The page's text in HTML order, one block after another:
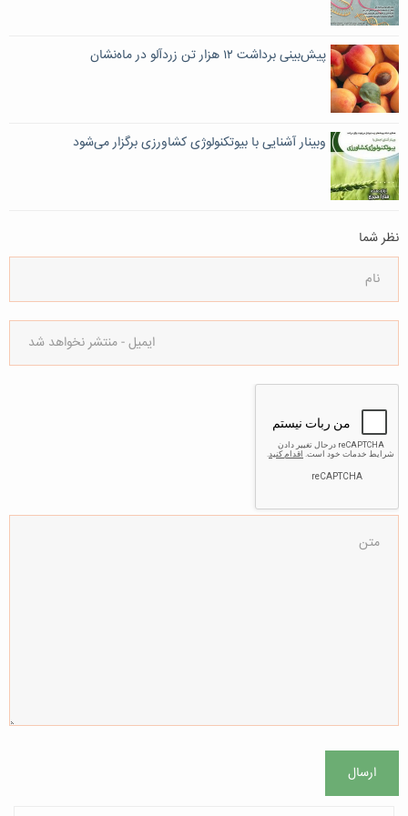
پیش‌بینی برداشت ۱۲ هزار تن زردآلو در ماه‌نشان
وبینار آشنایی با بیوتکنولوژی کشاورزی برگزار می‌شود
نظر شما
ارسال